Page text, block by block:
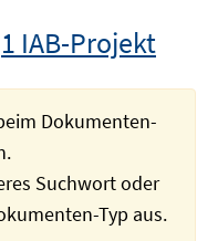
1 IAB-Projekt
Dokumenten-
Suchwort oder
Typ aus.